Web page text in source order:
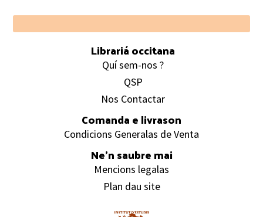
Footer
Librariá occitana
Quí sem-nos ?
QSP
Nos Contactar
Comanda e livrason
Condicions Generalas de Venta
Ne’n saubre mai
Mencions legalas
Plan dau site